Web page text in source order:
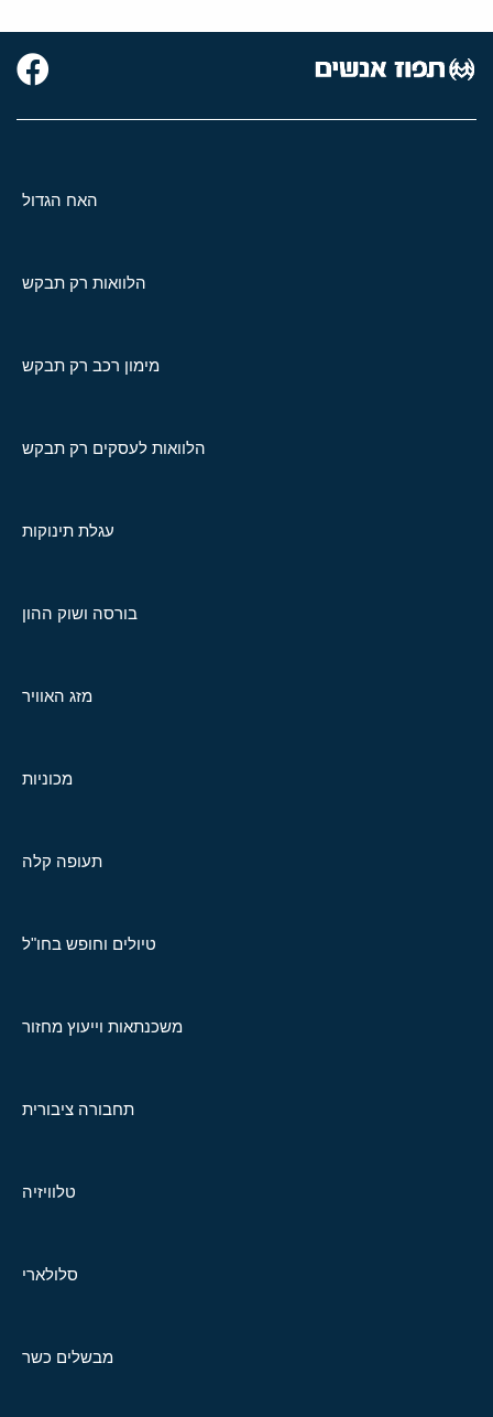
האח הגדול
הלוואות רק תבקש
מימון רכב רק תבקש
הלוואות לעסקים רק תבקש
עגלת תינוקות
בורסה ושוק ההון
מזג האוויר
מכוניות
תעופה קלה
טיולים וחופש בחו"ל
משכנתאות וייעוץ מחזור
תחבורה ציבורית
טלוויזיה
סלולארי
מבשלים כשר